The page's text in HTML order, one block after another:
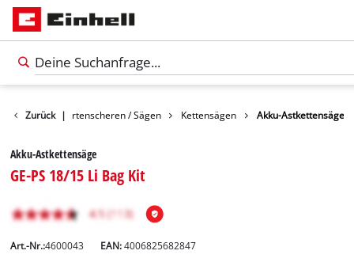
Zurück |
Garten Gartenscheren / Sägen Kettensägen Akku-Astkettensäge
Akku-Astkettensäge
GE-PS 18/15 Li Bag Kit
Art.-Nr.:4600043 EAN:4006825682847